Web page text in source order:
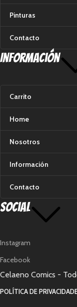
Pinturas
Contacto
Información
Carrito
Home
Nosotros
Información
Contacto
Social
Instagram
Facebook
Celaeno Comics -
POLÍTICA DE PRIVACIDAD